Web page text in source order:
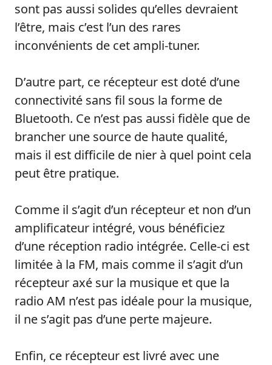
sont pas aussi solides qu’elles devraient
l’être, mais c’est l’un des rares
inconvénients de cet ampli-tuner.
D’autre part, ce récepteur est doté d’une
connectivité sans fil sous la forme de
Bluetooth. Ce n’est pas aussi fidèle que de
brancher une source de haute qualité,
mais il est difficile de nier à quel point cela
peut être pratique.
Comme il s’agit d’un récepteur et non d’un
amplificateur intégré, vous bénéficiez
d’une réception radio intégrée. Celle-ci est
limitée à la FM, mais comme il s’agit d’un
récepteur axé sur la musique et que la
radio AM n’est pas idéale pour la musique,
il ne s’agit pas d’une perte majeure.
Enfin, ce récepteur est livré avec une